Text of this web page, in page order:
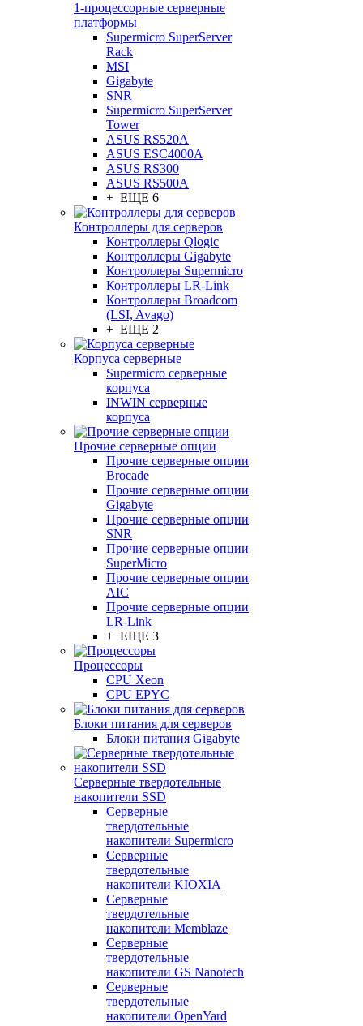
1-процессорные серверные
платформы
Supermicro SuperServer
Rack
MSI
Gigabyte
SNR
Supermicro SuperServer
Tower
ASUS RS520A
ASUS ESC4000A
ASUS RS300
ASUS RS500A
+ ЕЩЕ 6
Контроллеры для серверов
Контроллеры Qlogic
Контроллеры Gigabyte
Контроллеры Supermicro
Контроллеры LR-Link
Контроллеры Broadcom
(LSI, Avago)
+ ЕЩЕ 2
Корпуса серверные
Supermicro серверные
корпуса
INWIN серверные
корпуса
Прочие серверные опции
Прочие серверные опции
Brocade
Прочие серверные опции
Gigabyte
Прочие серверные опции
SNR
Прочие серверные опции
SuperMicro
Прочие серверные опции
AIC
Прочие серверные опции
LR-Link
+ ЕЩЕ 3
Процессоры
CPU Xeon
CPU EPYC
Блоки питания для серверов
Блоки питания Gigabyte
Серверные твердотельные
накопители SSD
Cерверные
твердотельные
накопители Supermicro
Cерверные
твердотельные
накопители KIOXIA
Cерверные
твердотельные
накопители Memblaze
Cерверные
твердотельные
накопители GS Nanotech
Серверные
твердотельные
накопители OpenYard